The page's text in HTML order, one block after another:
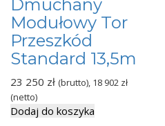
Dmuchany
Modułowy Tor
Przeszkód
Standard 13,5m
23 250 zł (brutto), 18 902 zł
(netto)
Dodaj do koszyka